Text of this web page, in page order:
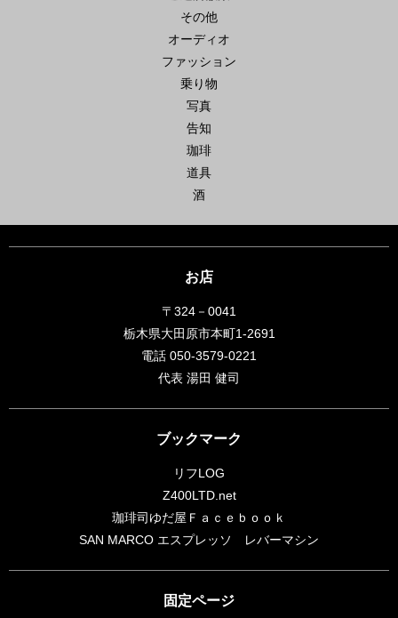
その他
オーディオ
ファッション
乗り物
写真
告知
珈琲
道具
酒
お店
〒324－0041
栃木県大田原市本町1-2691
電話 050-3579-0221
代表 湯田 健司
ブックマーク
リフLOG
Z400LTD.net
珈琲司ゆだ屋Ｆａｃｅｂｏｏｋ
SAN MARCO エスプレッソ レバーマシン
固定ページ